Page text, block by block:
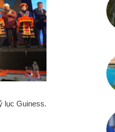
lục Guiness.